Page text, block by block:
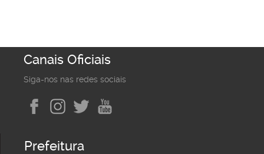
Canais Oficiais
Siga-nos nas redes sociais
Prefeitura